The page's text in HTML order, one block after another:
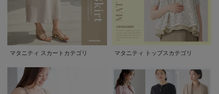
マタニティ スカートカテゴリ マタニティ トップスカテゴリ